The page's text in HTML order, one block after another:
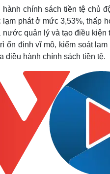
chính sách tiền tệ chủ
phát ở mức 3,53%, thấp
quản lý và tạo điều
ổn định vĩ mô, kiểm soát
điều hành chính sách tiền tệ.